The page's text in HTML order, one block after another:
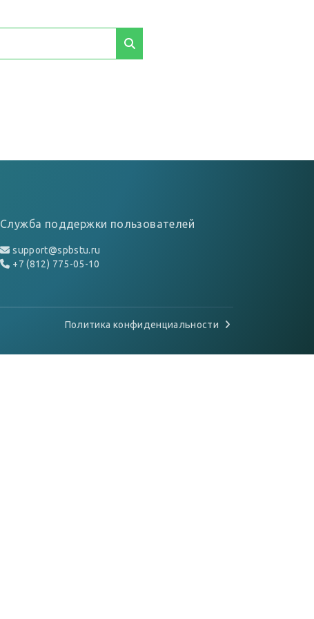
Служба поддержки пользователей
support@spbstu.ru
+7 (812) 775-05-10
Политика конфиденциальности